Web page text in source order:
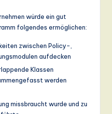
würde ein gut
folgendes ermöglichen:
zwischen Policy-,
aufdecken
Klassen
werden
missbraucht wurde und zu